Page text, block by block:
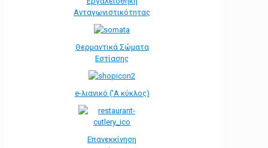
Ανταγωνιστικότητας
Θερμαντικά Σώματα
Εστίασης
e-λιανικό ('Α κύκλος)
Επανεκκίνηση